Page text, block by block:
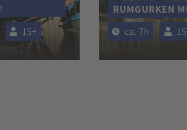
15+
RUMGURKEN
ca. 7h